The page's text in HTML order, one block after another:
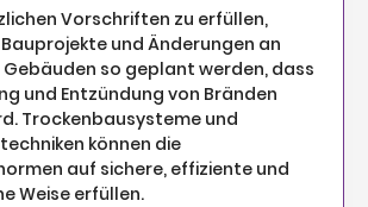
Vorschriften zu erfüllen,
und Änderungen an
so geplant werden, dass
und Entzündung von Bränden
Trockenbausysteme und
können die
auf sichere, effiziente und
Weise erfüllen.